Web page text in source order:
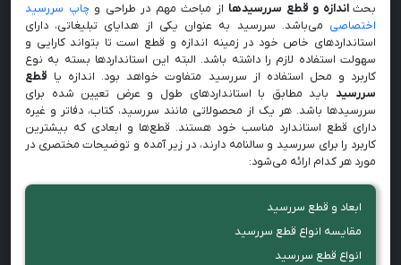
بحث اندازه و قطع سررسیدها از مباحث مهم در طراحی وچاپ سررسید
اختصاصی می‌باشد. سررسید به عنوان یکی از هدایای تبلیغاتی، دارای
استانداردهای خاص خود در زمینه اندازه و قطع است تا بتواند کارایی و
سهولت استفاده لازم را داشته باشد. البته این استانداردها بسته به نوع
کاربرد و محل استفاده از سررسید متفاوت خواهد بود. اندازه یا قطع
سررسید باید مطابق با استانداردهای طول و عرض تعیین شده برای
سررسیدها باشد. هر یک از محصولاتی مانند سررسید، کتاب، دفاتر و غیره
دارای قطع استاندارد مناسب خود هستند. قطع‌ها و ابعادی که بیشترین
کاربرد را برای سررسید و سالنامه دارند، در زیر آمده و توضیحات مختصری در
مورد هر کدام ارائه می‌شود:
ابعاد و قطع سررسید
مقایسه انواع قطع سررسید
انواع قطع سررسید